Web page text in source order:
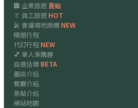
🏢 企業旅遊賣點
👔 員工旅遊 HOT
🎤 會議場地詢價 NEW
精選行程
代訂行程 NEW
💕 單人湊團趣
自選估價 BETA
飯店介紹
餐廳介紹
景點介紹
網站地圖